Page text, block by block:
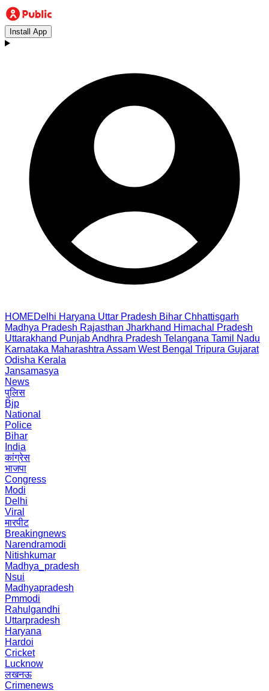
Install App
HOMEDelhi Haryana Uttar Pradesh Bihar Chhattisgarh
Madhya Pradesh Rajasthan Jharkhand Himachal Pradesh
Uttarakhand PunjabAndhra Pradesh Telangana Tamil Nadu
Karnataka Maharashtra Assam West Bengal Tripura Gujarat
Odisha Kerala
Jansamasya
News
पुलिस
Bjp
National
Police
Bihar
India
कांग्रेस
भाजपा
Congress
Modi
Delhi
Viral
मारपीट
Breakingnews
Narendramodi
Nitishkumar
Madhya_pradesh
Nsui
Madhyapradesh
Pmmodi
Rahulgandhi
Uttarpradesh
Haryana
Hardoi
Cricket
Lucknow
लखनऊ
Crimenews